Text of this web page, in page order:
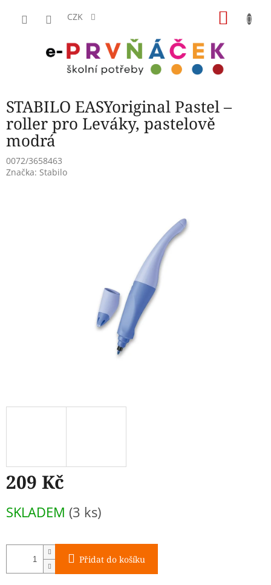
CZK
STABILO EASYoriginal Pastel –
roller pro Leváky, pastelově
modrá
0072/3658463
Značka: Stabilo
209 Kč
cena:
SKLADEM (3 ks)
Přidat do košíku